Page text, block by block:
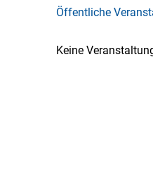
Öffentliche
Keine